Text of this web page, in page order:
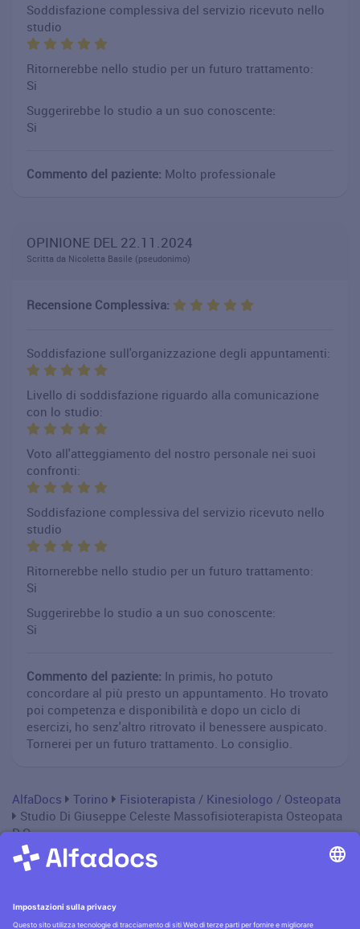
Soddisfazione complessiva del servizio ricevuto nello
studio
Ritornerebbe nello studio per un futuro trattamento:
Si
Suggerirebbe lo studio a un suo conoscente:
Si
Commento del paziente: Molto professionale
OPINIONE DEL 22.11.2024
Scritta da Nicoletta Basile (pseudonimo)
Recensione Complessiva:
Soddisfazione sull'organizzazione degli appuntamenti:
Livello di soddisfazione riguardo alla comunicazione
con lo studio:
Voto all'atteggiamento del nostro personale nei suoi
confronti:
Soddisfazione complessiva del servizio ricevuto nello
studio
Ritornerebbe nello studio per un futuro trattamento:
Si
Suggerirebbe lo studio a un suo conoscente:
Si
Commento del paziente: In primis, ho potuto
concordare al più presto un appuntamento. Ho trovato
poi competenza e disponibilità e dopo un ciclo di
esercizi, ho senz'altro ritrovato il benessere auspicato.
Tornerei per un futuro trattamento. Lo consiglio.
AlfaDocs Torino Fisioterapista / Kinesiologo / Osteopata
Studio Di Giuseppe Celeste Massofisioterapista Osteopata
D.O.